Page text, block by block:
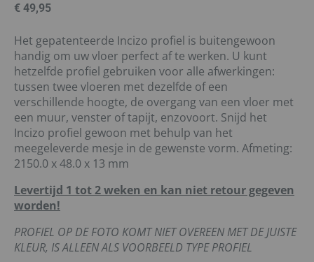
€ 49,95
Het gepatenteerde Incizo profiel is buitengewoon
handig om uw vloer perfect af te werken. U kunt
hetzelfde profiel gebruiken voor alle afwerkingen:
tussen twee vloeren met dezelfde of een
verschillende hoogte, de overgang van een vloer met
een muur, venster of tapijt, enzovoort. Snijd het
Incizo profiel gewoon met behulp van het
meegeleverde mesje in de gewenste vorm. Afmeting:
2150.0 x 48.0 x 13 mm
Levertijd 1 tot 2 weken en kan niet retour gegeven
worden!
PROFIEL OP DE FOTO KOMT NIET OVEREEN MET DE JUISTE
KLEUR, IS ALLEEN ALS VOORBEELD TYPE PROFIEL